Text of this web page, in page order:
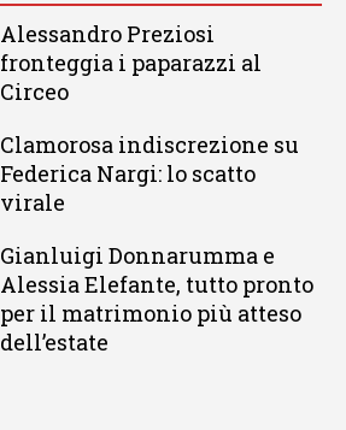
Alessandro Preziosi
fronteggia i paparazzi al
Circeo
Clamorosa indiscrezione su
Federica Nargi: lo scatto
virale
Gianluigi Donnarumma e
Alessia Elefante, tutto pronto
per il matrimonio più atteso
dell’estate